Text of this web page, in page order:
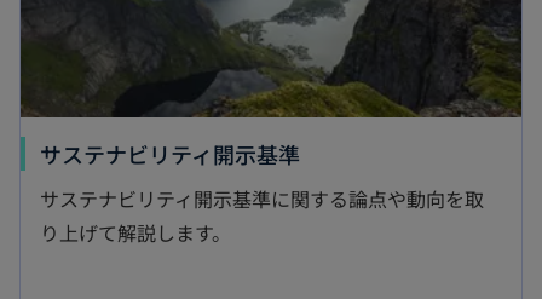
サステナビリティ開示基準
し
い
サステナビリティ開示基準に関する論点や動向を取
り上げて解説します。